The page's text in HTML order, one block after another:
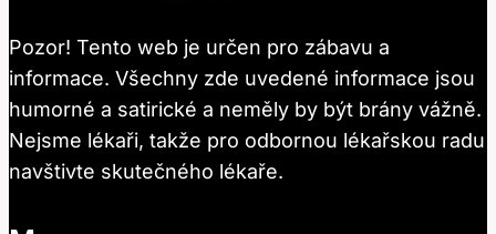
Pozor! Tento web je určen pro zábavu a
informace. Všechny zde uvedené informace jsou
humorné a satirické a neměly by být brány vážně.
Nejsme lékaři, takže pro odbornou lékařskou radu
navštivte skutečného lékaře.